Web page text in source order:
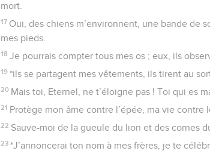
mort.
17 Oui, des chiens m’environnent, une bande de
mes pieds.
18 Je pourrais compter tous mes os ; eux, ils
19 *ils se partagent mes vêtements, ils tirent au
20 Mais toi, Eternel, ne t’éloigne pas ! Toi qui es
21 Protège mon âme contre l’épée, ma vie contre
22 Sauve-moi de la gueule du lion et des cornes
23 *J’annoncerai ton nom à mes frères, je te